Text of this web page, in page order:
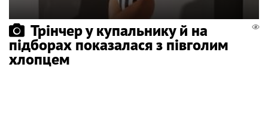
Трінчер у купальнику й на
підборах показалася з півголим
хлопцем